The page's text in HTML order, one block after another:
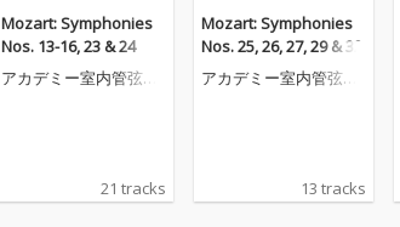
Mozart: Symphonies
Nos. 13-16, 23 & 24
アカデミー室内管弦楽
21 tracks
Mozart: Symphonies
Nos. 25, 26, 27, 29 & 32
アカデミー室内管弦楽
13 tracks